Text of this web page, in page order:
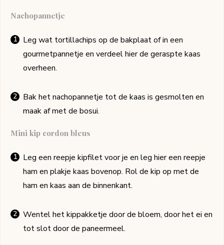
Nachopannetje
Leg wat tortillachips op de bakplaat of in een
gourmetpannetje en verdeel hier de geraspte kaas
overheen.
Bak het nachopannetje tot de kaas is gesmolten en
maak af met de bosui.
Mini kip cordon bleus
Leg een reepje kipfilet voor je en leg hier een reepje
ham en plakje kaas bovenop. Rol de kip op met de
ham en kaas aan de binnenkant.
Wentel het kippakketje door de bloem, door het ei en
tot slot door de paneermeel.